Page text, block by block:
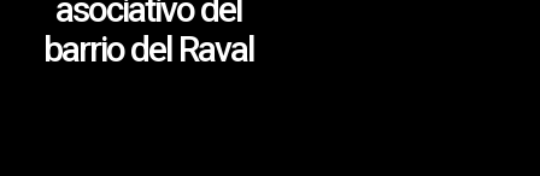
asociativo del
barrio del Raval